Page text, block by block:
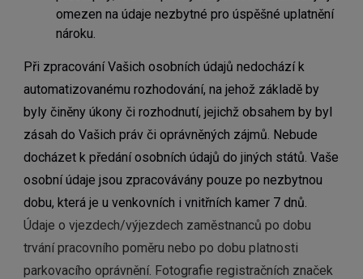
omezen na údaje nezbytné pro úspěšné uplatnění
nároku.
Při zpracování Vašich osobních údajů nedochází k
automatizovanému rozhodování, na jehož základě by
byly činěny úkony či rozhodnutí, jejichž obsahem by byl
zásah do Vašich práv či oprávněných zájmů. Nebude
docházet k předání osobních údajů do jiných států. Vaše
osobní údaje jsou zpracovávány pouze po nezbytnou
dobu, která je u venkovních i vnitřních kamer 7 dnů.
Údaje o vjezdech/výjezdech zaměstnanců po dobu
trvání pracovního poměru nebo po dobu platnosti
parkovacího oprávnění. Fotografie registračních značek